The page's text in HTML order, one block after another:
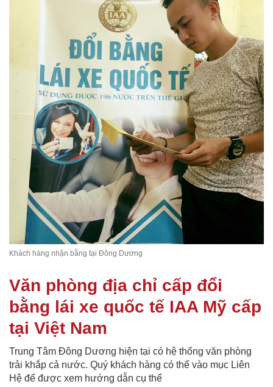
Khách hàng nhận bằng tại Đông Dương
Văn phòng địa chỉ cấp đổi
bằng lái xe quốc tế IAA Mỹ cấp
tại Việt Nam
Trung Tâm Đông Dương hiện tại có hệ thống văn phòng
trải khắp cả nước. Quý khách hàng có thể vào mục Liên
Hệ để được xem hướng dẫn cụ thể